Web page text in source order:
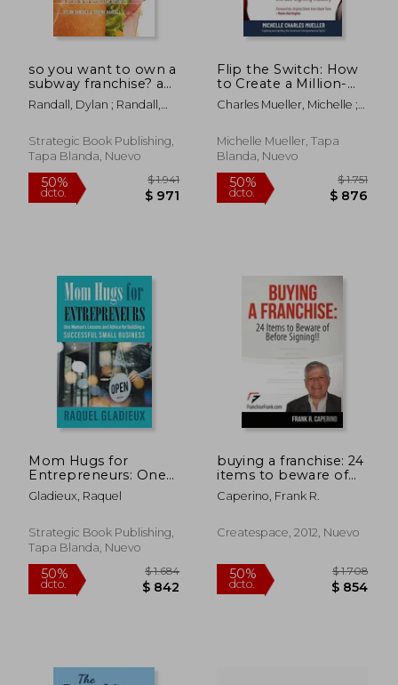
dcto. $ 1.023
so you want to own a
subway franchise? a
decade in the
restaurant business
Randall, Dylan ; Randall,
Strategic Book Publishing,
Tapa Blanda, Nuevo
50%
dcto. $ 971
Flip the Switch: How
to Create a Million-
Dollar Business in the
Lighting Industry (en
Charles Mueller, Michelle ;
Gonzalez, Eli
Michelle Mueller, Tapa
Blanda, Nuevo
dcto. $
Mom Hugs for
Entrepreneurs: One
Woman's Lessons
and Advice for
Small Business (en
Inglés)
Gladieux, Raquel
Strategic Book Publishing,
Tapa Blanda, Nuevo
buying a franchise: 24
items to beware of
before signing!! (en
Inglés)
Caperino, Frank R.
Createspace, 2012, Nuevo